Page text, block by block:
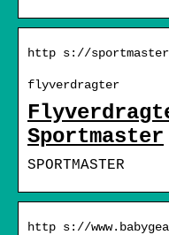
http s://
flyverdragter
Sportmaster
SPORTMASTER
http s://